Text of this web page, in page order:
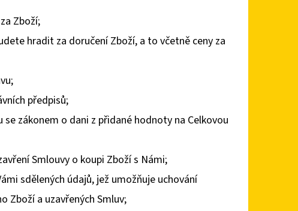
Zboží;
hradit za doručení Zboží, a to včetně ceny za
předpisů;
zákonem o dani z přidané hodnoty na Celkovou
Smlouvy o koupi Zboží s Námi;
sdělených údajů, jež umožňuje uchování
Zboží a uzavřených Smluv;